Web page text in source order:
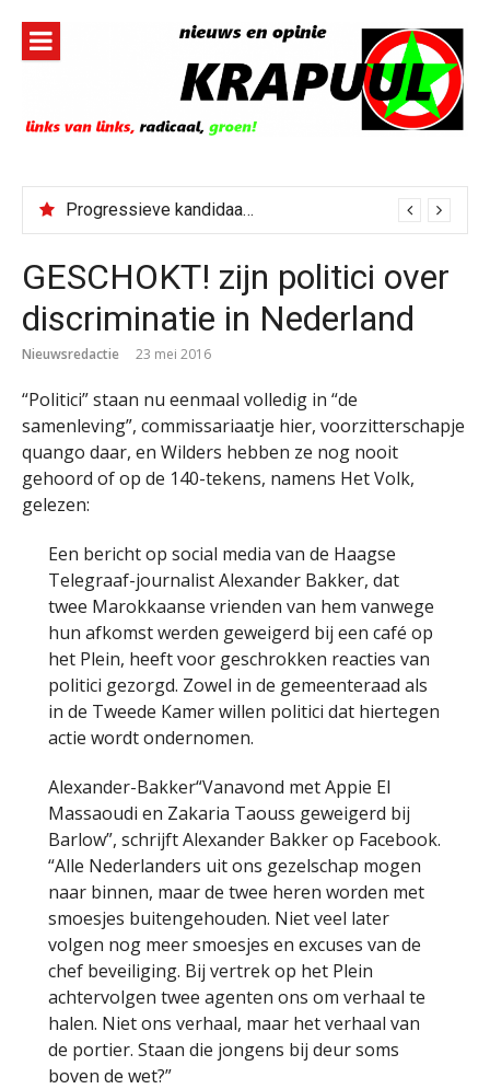
inhoud
Progressieve kandidaat El-Sayed senaatskandidaat Michigan
GESCHOKT! zijn politici over
discriminatie in Nederland
Nieuwsredactie 23 mei 2016
“Politici” staan nu eenmaal volledig in “de
samenleving”, commissariaatje hier, voorzitterschapje
quango daar, en Wilders hebben ze nog nooit
gehoord of op de 140-tekens, namens Het Volk,
gelezen:
Een bericht op social media van de Haagse
Telegraaf-journalist Alexander Bakker, dat
twee Marokkaanse vrienden van hem vanwege
hun afkomst werden geweigerd bij een café op
het Plein, heeft voor geschrokken reacties van
politici gezorgd. Zowel in de gemeenteraad als
in de Tweede Kamer willen politici dat hiertegen
actie wordt ondernomen.
Alexander-Bakker“Vanavond met Appie El
Massaoudi en Zakaria Taouss geweigerd bij
Barlow”, schrijft Alexander Bakker op Facebook.
“Alle Nederlanders uit ons gezelschap mogen
naar binnen, maar de twee heren worden met
smoesjes buitengehouden. Niet veel later
volgen nog meer smoesjes en excuses van de
chef beveiliging. Bij vertrek op het Plein
achtervolgen twee agenten ons om verhaal te
halen. Niet ons verhaal, maar het verhaal van
de portier. Staan die jongens bij deur soms
boven de wet?”